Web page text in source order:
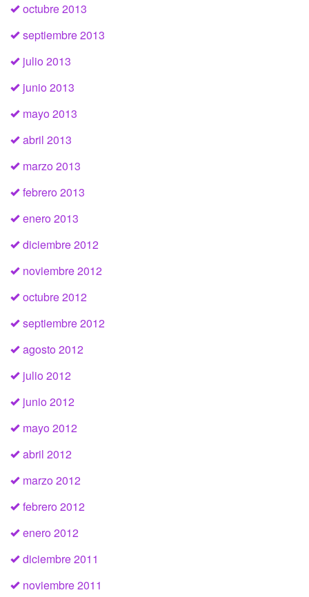
octubre 2013
septiembre 2013
julio 2013
junio 2013
mayo 2013
abril 2013
marzo 2013
febrero 2013
enero 2013
diciembre 2012
noviembre 2012
octubre 2012
septiembre 2012
agosto 2012
julio 2012
junio 2012
mayo 2012
abril 2012
marzo 2012
febrero 2012
enero 2012
diciembre 2011
noviembre 2011